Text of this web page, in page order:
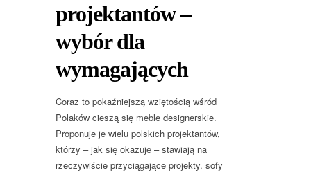
projektantów –
wybór dla
wymagających
Coraz to pokaźniejszą wziętością wśród
Polaków cieszą się meble designerskie.
Proponuje je wielu polskich projektantów,
którzy – jak się okazuje – stawiają na
rzeczywiście przyciągające projekty. sofy